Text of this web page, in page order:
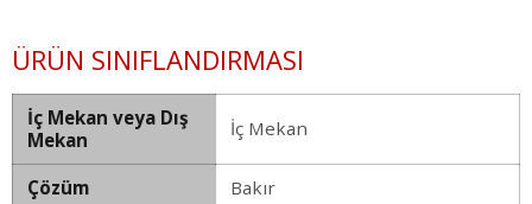
ÜRÜN SINIFLANDIRMASI
İç Mekan veya Dış
Mekan
İç Mekan
Çözüm
Bakır